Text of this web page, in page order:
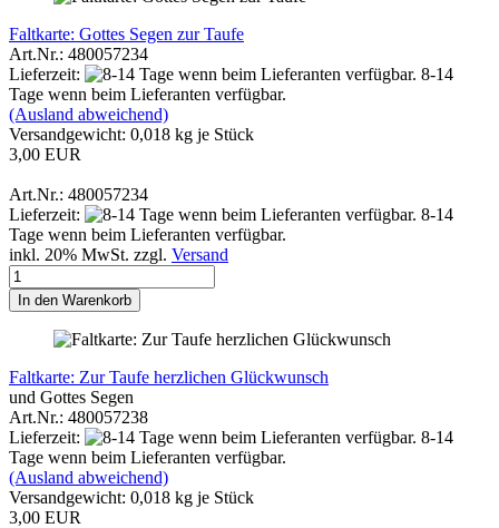
Faltkarte: Gottes Segen zur Taufe
Art.Nr.: 480057234
Lieferzeit:
8-14
Tage wenn beim Lieferanten verfügbar.
(Ausland abweichend)
Versandgewicht: 0,018 kg je Stück
3,00 EUR
Art.Nr.: 480057234
Lieferzeit:
8-14
Tage wenn beim Lieferanten verfügbar.
inkl. 20% MwSt. zzgl. Versand
In den Warenkorb
Faltkarte: Zur Taufe herzlichen Glückwunsch
und Gottes Segen
Art.Nr.: 480057238
Lieferzeit:
8-14
Tage wenn beim Lieferanten verfügbar.
(Ausland abweichend)
Versandgewicht: 0,018 kg je Stück
3,00 EUR